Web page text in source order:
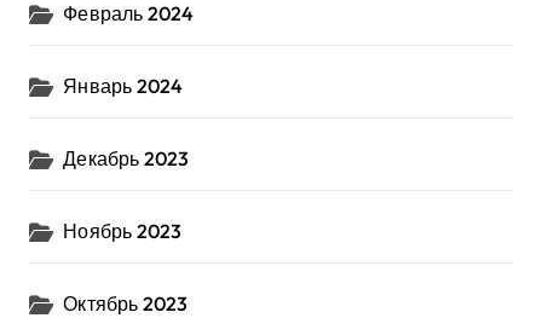
Февраль 2024
Январь 2024
Декабрь 2023
Ноябрь 2023
Октябрь 2023